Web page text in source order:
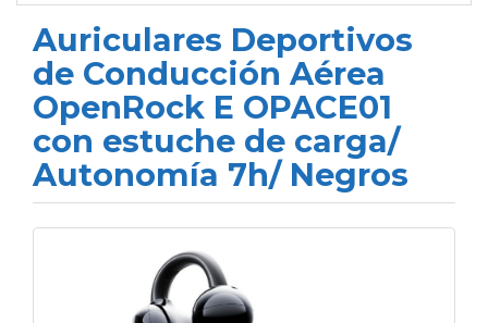
Auriculares Deportivos
de Conducción Aérea
OpenRock E OPACE01
con estuche de carga/
Autonomía 7h/ Negros